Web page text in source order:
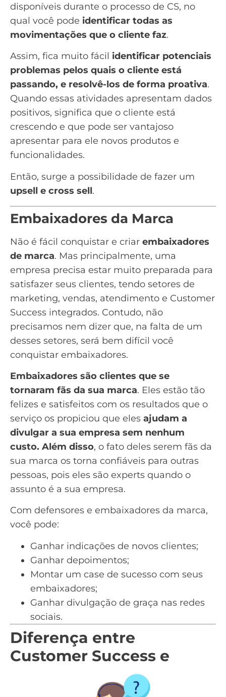
disponíveis durante o processo de CS, no
qual você pode identificar todas as
movimentações que o cliente faz.
Assim, fica muito fácil identificar potenciais
problemas pelos quais o cliente está
passando, e resolvê-los de forma proativa.
Quando essas atividades apresentam dados
positivos, significa que o cliente está
crescendo e que pode ser vantajoso
apresentar para ele novos produtos e
funcionalidades.
Então, surge a possibilidade de fazer um
upsell e cross sell.
Embaixadores da Marca
Não é fácil conquistar e criar embaixadores
de marca. Mas principalmente, uma
empresa precisa estar muito preparada para
satisfazer seus clientes, tendo setores de
marketing, vendas, atendimento e Customer
Success integrados. Contudo, não
precisamos nem dizer que, na falta de um
desses setores, será bem difícil você
conquistar embaixadores.
Embaixadores são clientes que se
tornaram fãs da sua marca. Eles estão tão
felizes e satisfeitos com os resultados que o
serviço os propiciou que eles ajudam a
divulgar a sua empresa sem nenhum
custo. Além disso, o fato deles serem fãs da
sua marca os torna confiáveis para outras
pessoas, pois eles são experts quando o
assunto é a sua empresa.
Com defensores e embaixadores da marca,
você pode:
Ganhar indicações de novos clientes;
Ganhar depoimentos;
Montar um case de sucesso com seus
embaixadores;
Ganhar divulgação de graça nas redes
sociais.
Diferença entre
Customer Success e